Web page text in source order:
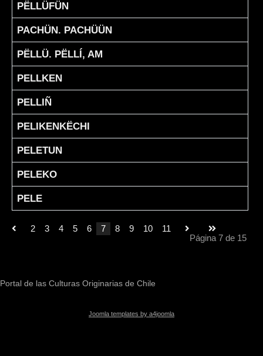
PËLLÜFÜN
PACHÜN. PACHÜÜN
PËLLÜ. PËLLÍ, AM
PELLKEN
PELLIÑ
PELIKENKËCHI
PELETUN
PELEKO
PELE
Página 7 de 15
2 3 4 5 6 7 8 9 10 11
Portal de las Culturas Originarias de Chile
Joomla templates by a4joomla